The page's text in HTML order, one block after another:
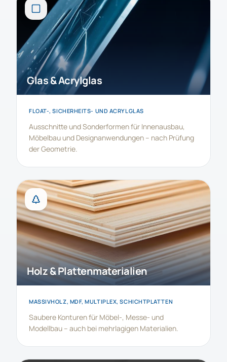
Glas & Acrylglas
FLOAT-, SICHERHEITS- UND ACRYLGLAS
Ausschnitte und Sonderformen für Innenausbau,
Möbelbau und Designanwendungen – nach Prüfung
der Geometrie.
Holz & Plattenmaterialien
MASSIVHOLZ, MDF, MULTIPLEX, SCHICHTPLATTEN
Saubere Konturen für Möbel-, Messe- und
Modellbau – auch bei mehrlagigen Materialien.